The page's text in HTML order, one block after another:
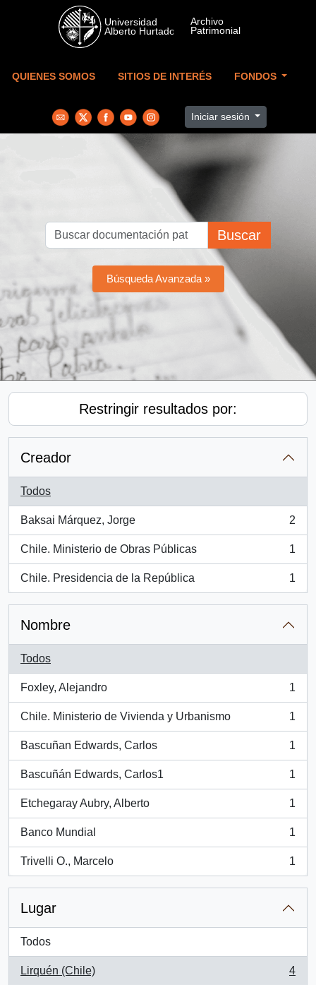
Skip to main content
QUIENES SOMOS SITIOS DE INTERÉS FONDOS
Iniciar sesión
Buscar
Búsqueda Avanzada »
Restringir resultados por:
Creador
Todos
Baksai Márquez, Jorge
, 2 resultados
2
Chile. Ministerio de Obras Públicas
, 1 resultados
1
Chile. Presidencia de la República
, 1 resultados
1
Nombre
Todos
Foxley, Alejandro
, 1 resultados
1
Chile. Ministerio de Vivienda y Urbanismo
, 1 resultados
1
Bascuñan Edwards, Carlos
, 1 resultados
1
Bascuñán Edwards, Carlos1
, 1 resultados
1
Etchegaray Aubry, Alberto
, 1 resultados
1
Banco Mundial
, 1 resultados
1
Trivelli O., Marcelo
, 1 resultados
1
Lugar
Todos
Lirquén (Chile)
, 4 resultados
4